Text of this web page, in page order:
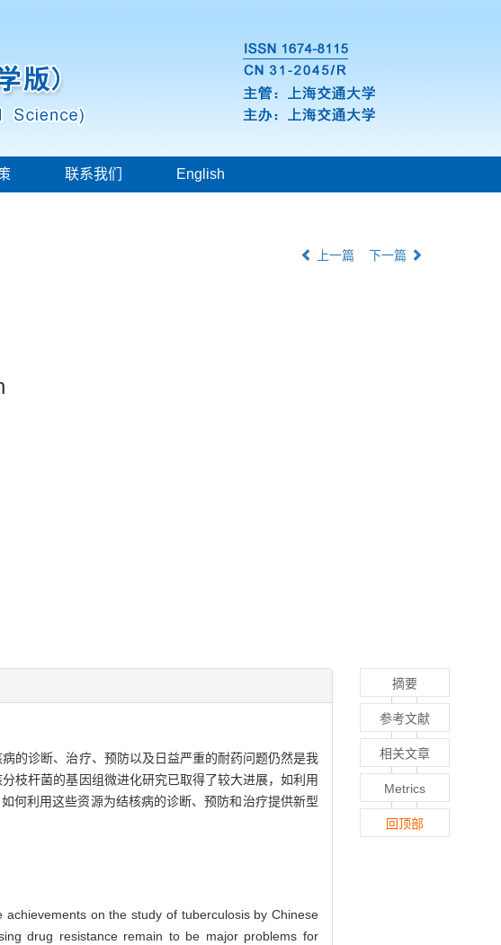
联系我们 English
上一篇 下一篇
的诊断、治疗、预防以及日益严重的耐药问题仍然是我
枝杆菌的基因组微进化研究已取得了较大进展，如利用
何利用这些资源为结核病的诊断、预防和治疗提供新型
on the study of tuberculosis by Chinese
drug resistance remain to be major problems for
摘要
参考文献
相关文章
Metrics
回顶部